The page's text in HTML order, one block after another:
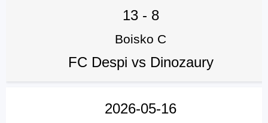
13- 8
Boisko C
FC Despi vs Dinozaury
2026-05-16